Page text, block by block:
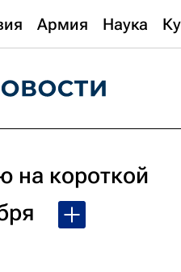
Армия Наука
на короткой